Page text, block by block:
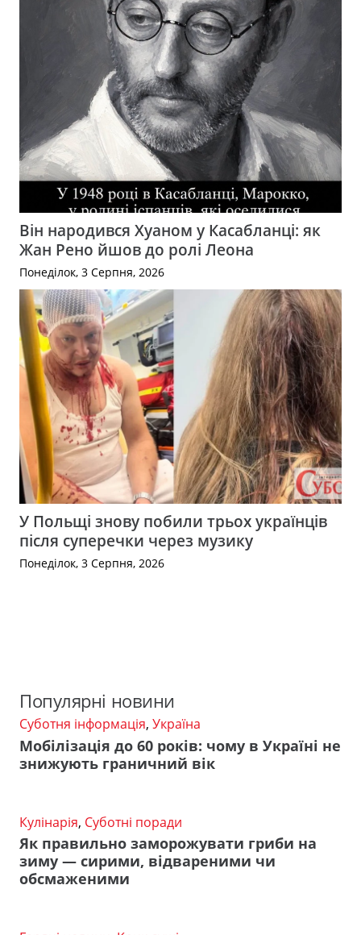
Він народився Хуаном у Касабланці: як
Жан Рено йшов до ролі Леона
Понеділок, 3 Серпня, 2026
У Польщі знову побили трьох українців
після суперечки через музику
Понеділок, 3 Серпня, 2026
Популярні новини
Суботня інформація, Україна
Мобілізація до 60 років: чому в Україні не
знижують граничний вік
Кулінарія, Суботні поради
Як правильно заморожувати гриби на
зиму — сирими, відвареними чи
обсмаженими